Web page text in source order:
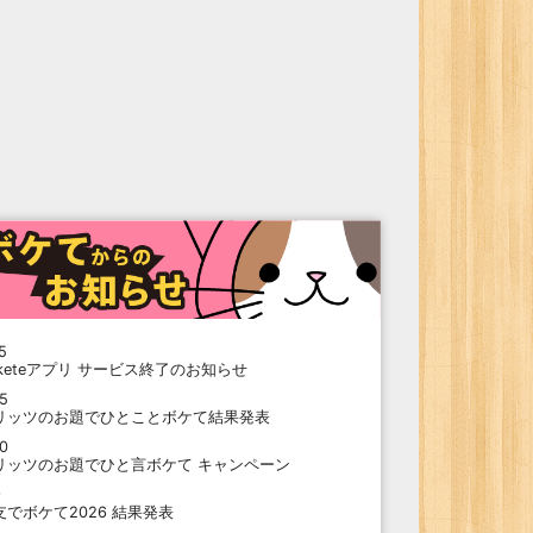
アプリ サービス終了のお知らせ
ッツのお題でひとことボケて結果発表
ッツのお題でひと言ボケて キャンペーン
でボケて2026 結果発表